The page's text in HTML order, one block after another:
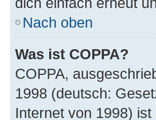
Nach oben
Was ist COPPA?
COPPA,
1998 (deutsch:
Internet von 1998)